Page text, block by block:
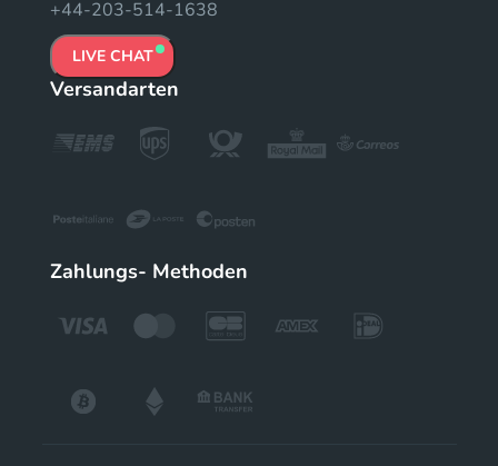
+44-203-514-1638
LIVE CHAT
Versandarten
Zahlungs- Methoden